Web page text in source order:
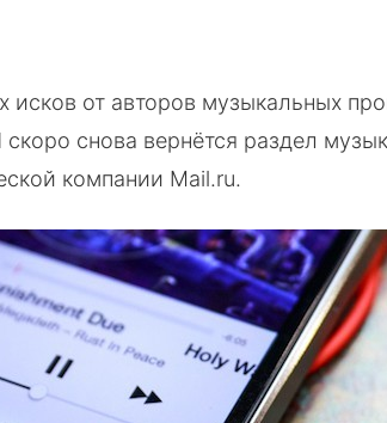
исков от авторов музыкальных
скоро снова вернётся раздел
компании Mail.ru.